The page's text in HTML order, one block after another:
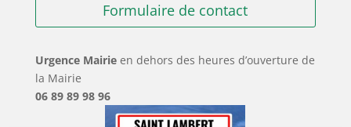
Formulaire de contact
Urgence Mairie en dehors des heures d’ouverture de
la Mairie
06 89 89 98 96